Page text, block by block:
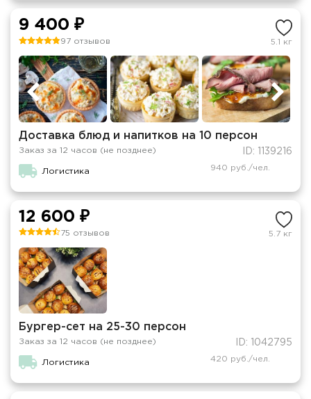
9 400 ₽
97 отзывов 5.1 кг
Доставка блюд и напитков на 10 персон
Заказ за 12 часов (не позднее) ID: 1139216
Логистика 940 руб./чел.
12 600 ₽
75 отзывов 5.7 кг
Бургер-сет на 25-30 персон
Заказ за 12 часов (не позднее) ID: 1042795
Логистика 420 руб./чел.